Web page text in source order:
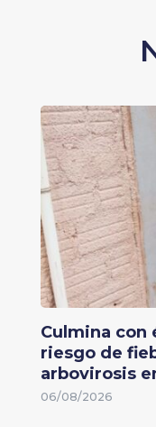
Culmina con
riesgo de
arbovirosis
06/08/2026